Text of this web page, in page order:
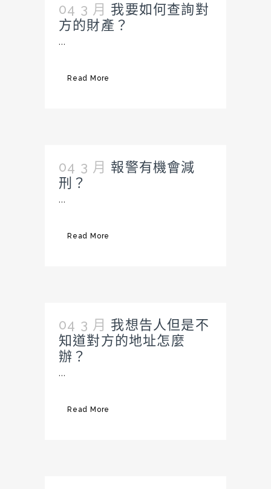
04 3 月 我要如何查詢對
方的財產？
...
Read More
04 3 月 報警有機會減
刑？
...
Read More
04 3 月 我想告人但是不
知道對方的地址怎麼
辦？
...
Read More